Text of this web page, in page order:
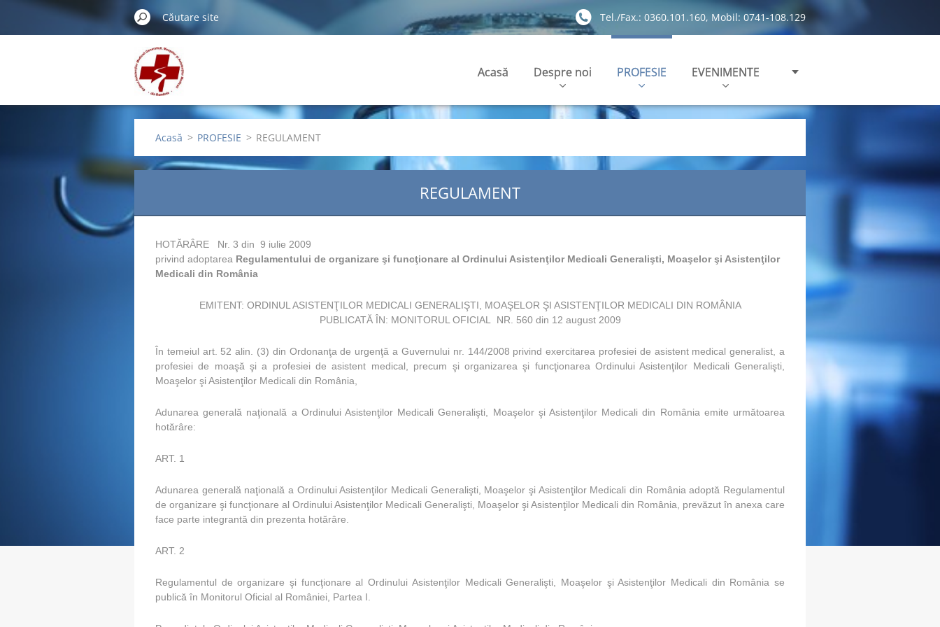
Tel./Fax.: 0360.101.160, Mobil: 0741-108.129
Acasă Despre noi PROFESIE EVENIMENTE
Acasă > PROFESIE > REGULAMENT
REGULAMENT
HOTĂRÂRE Nr. 3 din 9 iulie 2009
privind adoptarea Regulamentului de organizare şi funcţionare al Ordinului Asistenţilor Medicali Generalişti, Moaşelor şi Asistenţilor
Medicali din România
EMITENT: ORDINUL ASISTENŢILOR MEDICALI GENERALIŞTI, MOAŞELOR ŞI ASISTENŢILOR MEDICALI DIN ROMÂNIA
PUBLICATĂ ÎN: MONITORUL OFICIAL NR. 560 din 12 august 2009
În temeiul art. 52 alin. (3) din Ordonanţa de urgenţă a Guvernului nr. 144/2008 privind exercitarea profesiei de asistent medical generalist, a
profesiei de moaşă şi a profesiei de asistent medical, precum şi organizarea şi funcţionarea Ordinului Asistenţilor Medicali Generalişti,
Moaşelor şi Asistenţilor Medicali din România,
Adunarea generală naţională a Ordinului Asistenţilor Medicali Generalişti, Moaşelor şi Asistenţilor Medicali din România emite următoarea
hotărâre:
ART. 1
Adunarea generală naţională a Ordinului Asistenţilor Medicali Generalişti, Moaşelor şi Asistenţilor Medicali din România adoptă Regulamentul
de organizare şi funcţionare al Ordinului Asistenţilor Medicali Generalişti, Moaşelor şi Asistenţilor Medicali din România, prevăzut în anexa care
face parte integrantă din prezenta hotărâre.
ART. 2
Regulamentul de organizare şi funcţionare al Ordinului Asistenţilor Medicali Generalişti, Moaşelor şi Asistenţilor Medicali din România se
publică în Monitorul Oficial al României, Partea I.